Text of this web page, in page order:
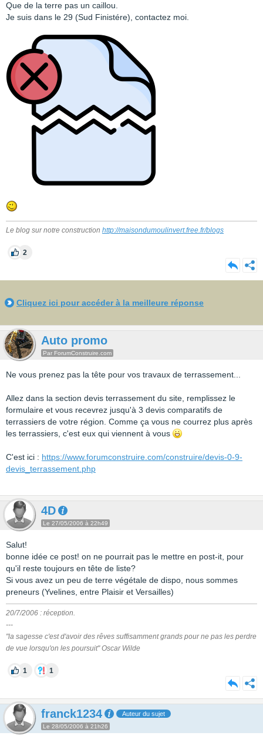
Que de la terre pas un caillou.
Je suis dans le 29 (Sud Finistére), contactez moi.
Le blog sur notre construction http://maisondumoulinvert.free.fr/blogs
2
Cliquez ici pour accéder à la meilleure réponse
Auto promo
Par ForumConstruire.com
Ne vous prenez pas la tête pour vos travaux de terrassement...
Allez dans la section devis terrassement du site, remplissez le
formulaire et vous recevrez jusqu'à 3 devis comparatifs de
terrassiers de votre région. Comme ça vous ne courrez plus après
les terrassiers, c'est eux qui viennent à vous
C'est ici : https://www.forumconstruire.com/construire/devis-0-9-
devis_terrassement.php
4D
Le 27/05/2006 à 22h49
Salut!
bonne idée ce post! on ne pourrait pas le mettre en post-it, pour
qu'il reste toujours en tête de liste?
Si vous avez un peu de terre végétale de dispo, nous sommes
preneurs (Yvelines, entre Plaisir et Versailles)
20/7/2006 : réception.
---
"la sagesse c'est d'avoir des rêves suffisamment grands pour ne pas les perdre
de vue lorsqu'on les poursuit" Oscar Wilde
1 1
franck1234 Auteur du sujet
Le 28/05/2006 à 21h26